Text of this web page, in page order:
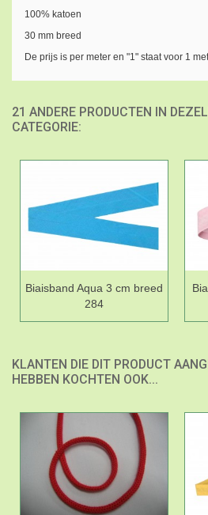
100% katoen
30 mm breed
De prijs is per meter en "1" staat voor 1
21 ANDERE PRODUCTEN IN
CATEGORIE:
Biaisband Aqua 3 cm breed
284
KLANTEN DIE DIT PRODUCT
HEBBEN KOCHTEN OOK...